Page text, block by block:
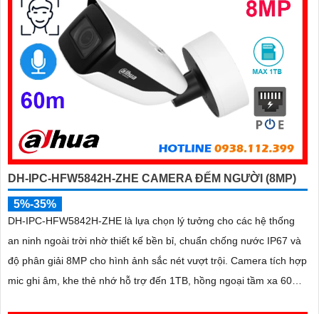
DH-IPC-HFW5842H-ZHE CAMERA ĐẾM NGƯỜI (8MP)
5%-35%
DH-IPC-HFW5842H-ZHE là lựa chọn lý tưởng cho các hệ thống
an ninh ngoài trời nhờ thiết kế bền bỉ, chuẩn chống nước IP67 và
độ phân giải 8MP cho hình ảnh sắc nét vượt trội. Camera tích hợp
mic ghi âm, khe thẻ nhớ hỗ trợ đến 1TB, hồng ngoại tầm xa 60m